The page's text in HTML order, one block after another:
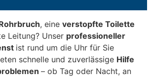
, eine verstopfte Toilette
Leitung? Unser professioneller
ist rund um die Uhr für Sie
schnelle und zuverlässige Hilfe
– ob Tag oder Nacht, an